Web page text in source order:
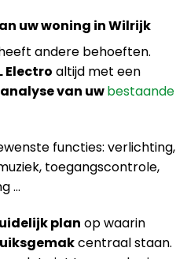
uw woning in Wilrijk
andere behoeften.
Electro altijd met een
analyse van uwbestaande
functies: verlichting,
toegangscontrole,
…
plan op waarin
centraal staan.